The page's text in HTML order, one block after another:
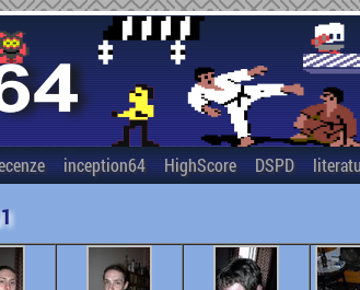
inception64 HighScore DSPD